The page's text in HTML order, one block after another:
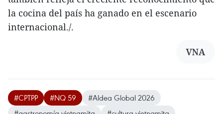
la cocina del país ha ganado en el escenario
internacional./.
VNA
#CPTPP #NQ 59
#Aldea Global 2026